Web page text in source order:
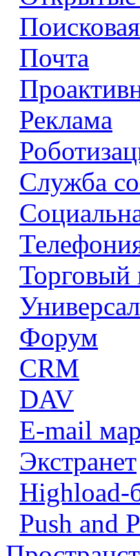
Почта
Реклама
Служба
Торговый
Форум
CRM
DAV
E-mail
Экстранет
Highload-
Push and